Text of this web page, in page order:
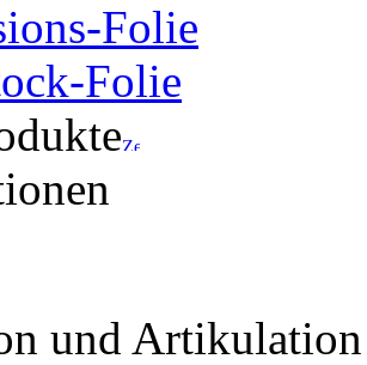
Folie
Folie
und Artikulation